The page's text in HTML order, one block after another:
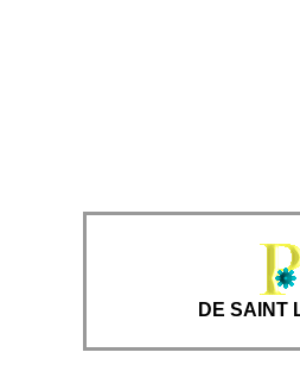
DE SAINT